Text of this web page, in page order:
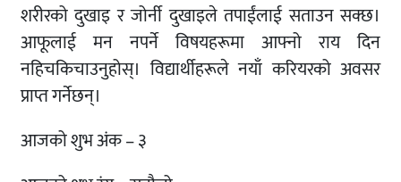
शरीरको दुखाइ र जोर्नी दुखाइले तपाईंलाई सताउन सक्छ।
आफूलाई मन नपर्ने विषयहरूमा आफ्नो राय दिन
नहिचकिचाउनुहोस्। विद्यार्थीहरूले नयाँ करियरको अवसर
प्राप्त गर्नेछन्।
आजको शुभ अंक – ३